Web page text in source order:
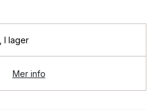
I lager
Mer info